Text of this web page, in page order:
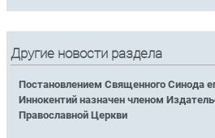
Другие новости раздела
Постановлением Священного Синода
Иннокентий назначен членом
Православной Церкви